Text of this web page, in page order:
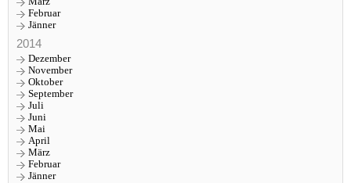
Februar
Jänner
2014
Dezember
November
Oktober
September
Juli
Juni
Mai
April
März
Februar
Jänner